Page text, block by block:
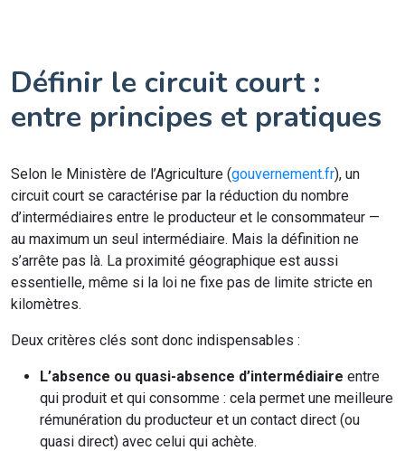
Définir le circuit court :
entre principes et pratiques
Selon le Ministère de l’Agriculture (gouvernement.fr), un
circuit court se caractérise par la réduction du nombre
d’intermédiaires entre le producteur et le consommateur —
au maximum un seul intermédiaire. Mais la définition ne
s’arrête pas là. La proximité géographique est aussi
essentielle, même si la loi ne fixe pas de limite stricte en
kilomètres.
Deux critères clés sont donc indispensables :
L’absence ou quasi-absence d’intermédiaire entre
qui produit et qui consomme : cela permet une meilleure
rémunération du producteur et un contact direct (ou
quasi direct) avec celui qui achète.